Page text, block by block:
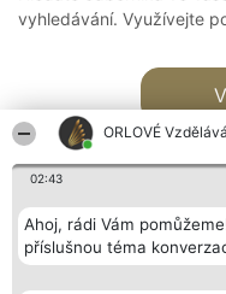
ORLOVÉ
02:43
Ahoj, rádi Vám
příslušnou téma
vyhledávání. Využívejte
Bright Side Solutions sp. z o.